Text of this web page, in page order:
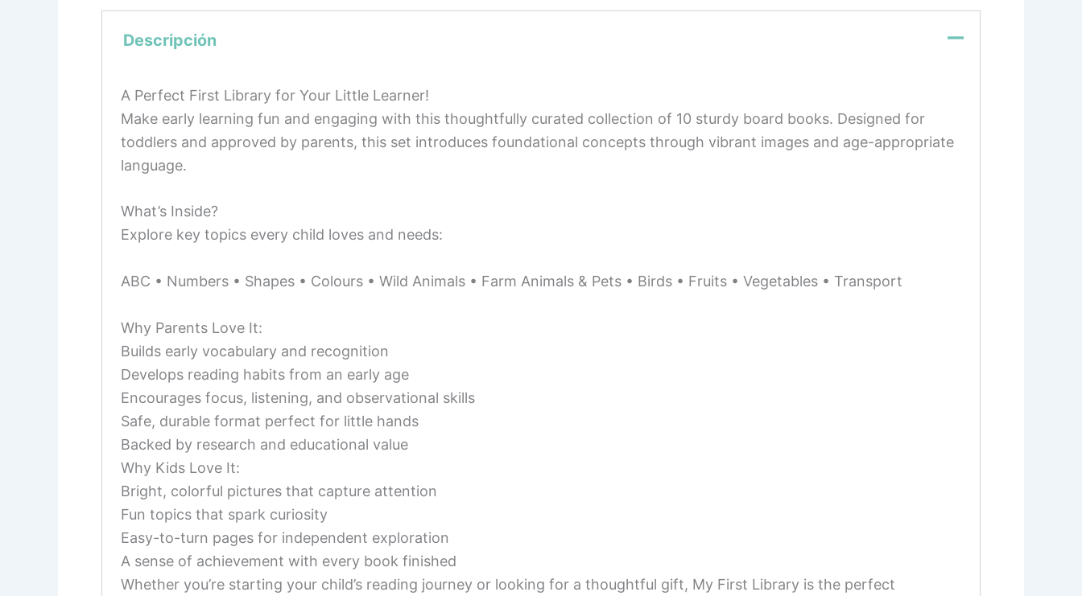
Descripción
A Perfect First Library for Your Little Learner!
Make early learning fun and engaging with this thoughtfully curated collection of 10 sturdy board books. Designed for
toddlers and approved by parents, this set introduces foundational concepts through vibrant images and age-appropriate
language.
What’s Inside?
Explore key topics every child loves and needs:
ABC • Numbers • Shapes • Colours • Wild Animals • Farm Animals & Pets • Birds • Fruits • Vegetables • Transport
Why Parents Love It:
Builds early vocabulary and recognition
Develops reading habits from an early age
Encourages focus, listening, and observational skills
Safe, durable format perfect for little hands
Backed by research and educational value
Why Kids Love It:
Bright, colorful pictures that capture attention
Fun topics that spark curiosity
Easy-to-turn pages for independent exploration
A sense of achievement with every book finished
Whether you’re starting your child’s reading journey or looking for a thoughtful gift, My First Library is the perfect